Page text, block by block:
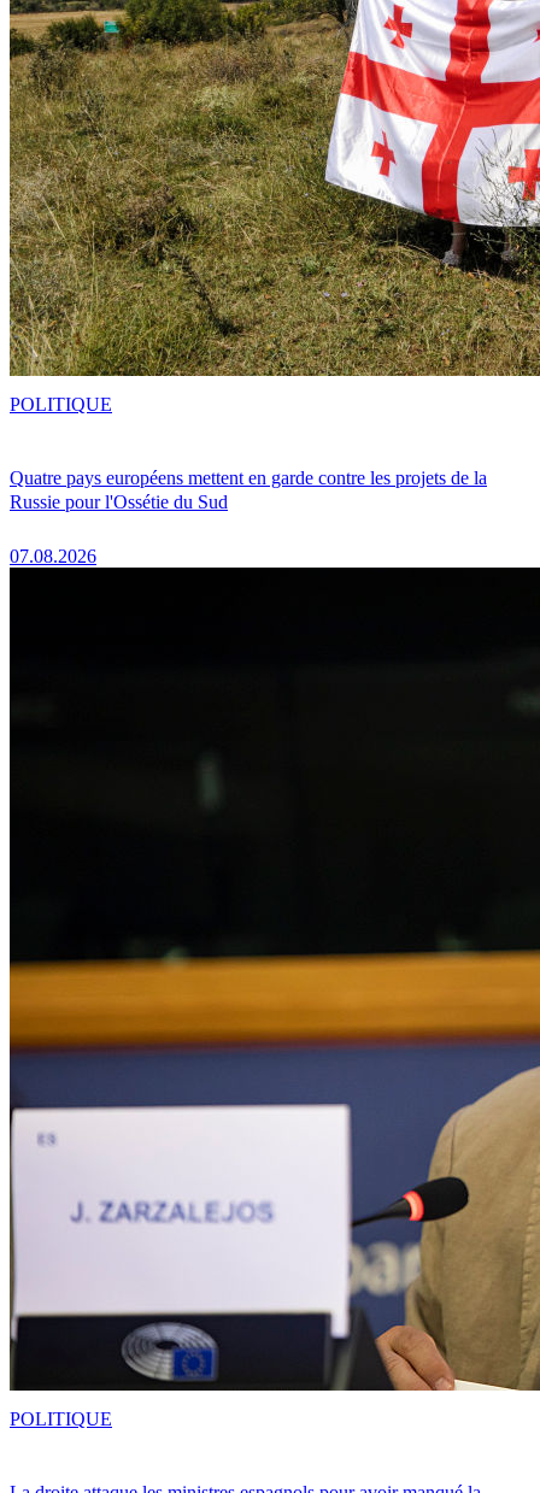
Quatre pays européens mettent en garde contre les projets de la
Russie pour l'Ossétie du Sud
07.08.2026
POLITIQUE
POLITIQUE